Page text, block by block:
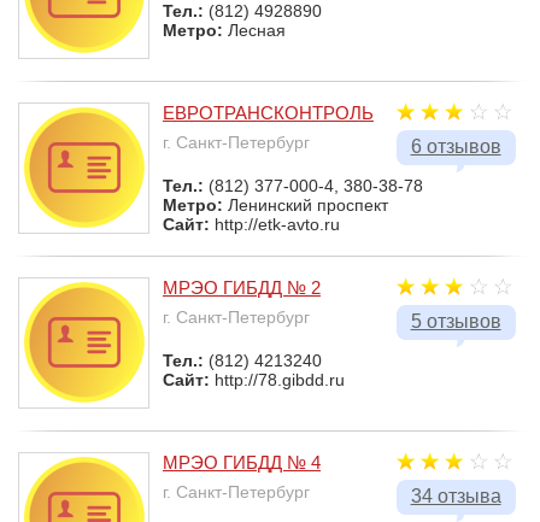
Тел.: (812) 4928890
Метро: Лесная
6 отзывов
ЕВРОТРАНСКОНТРОЛЬ
г. Санкт-Петербург
Тел.: (812) 377-000-4, 380-38-78
Метро: Ленинский проспект
Сайт: http://etk-avto.ru
5 отзывов
МРЭО ГИБДД № 2
г. Санкт-Петербург
Тел.: (812) 4213240
Сайт: http://78.gibdd.ru
34 отзыва
МРЭО ГИБДД № 4
г. Санкт-Петербург